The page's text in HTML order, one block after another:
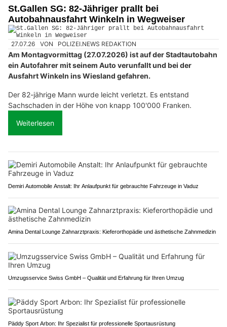
St.Gallen SG: 82-Jähriger prallt bei
Autobahnausfahrt Winkeln in Wegweiser
27.07.26 VON POLIZEI.NEWS REDAKTION
Am Montagvormittag (27.07.2026) ist auf der Stadtautobahn
ein Autofahrer mit seinem Auto verunfallt und bei der
Ausfahrt Winkeln ins Wiesland gefahren.
Der 82-jährige Mann wurde leicht verletzt. Es entstand
Sachschaden in der Höhe von knapp 100'000 Franken.
Weiterlesen
Demiri Automobile Anstalt: Ihr Anlaufpunkt für gebrauchte Fahrzeuge in Vaduz
Amina Dental Lounge Zahnarztpraxis: Kieferorthopädie und ästhetische Zahnmedizin
Umzugsservice Swiss GmbH – Qualität und Erfahrung für Ihren Umzug
Päddy Sport Arbon: Ihr Spezialist für professionelle Sportausrüstung